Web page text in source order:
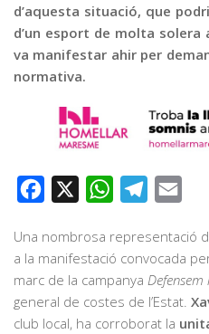
d’aquesta situació, que
d’un esport de molta solera
va manifestar ahir per
normativa.
Facebook WhatsAppTelegram
Una nombrosa representació
a la manifestació convocada
marc de la campanya Defensem
general de costes de l’Estat.
club local, ha corroborat la